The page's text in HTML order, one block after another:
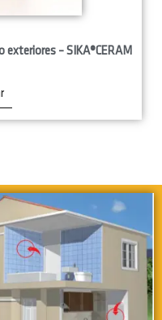
exteriores – SIKA®CERAM